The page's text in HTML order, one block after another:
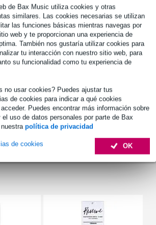
de Bax Music utiliza cookies y otras
similares. Las cookies necesarias se utilizan
las funciones básicas mientras navegas por
web y te proporcionan una experiencia de
También nos gustaría utilizar cookies para
tu interacción con nuestro sitio web, para
su funcionalidad como tu experiencia de
no usar cookies? Puedes ajustar tus
de cookies para indicar a qué cookies
Puedes encontrar más información sobre
uso de datos personales por parte de Bax
política de privacidad
OK
de cookies